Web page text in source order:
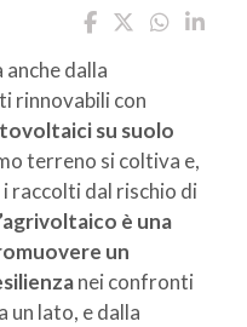
anche dalla
rinnovabili con
su suolo
terreno si coltiva e,
raccolti dal rischio di
è una
un
nei confronti
un lato, e dalla